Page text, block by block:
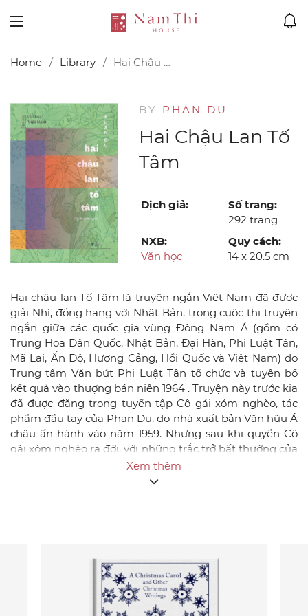
Home Library Hai Chậu Lan Tố Tâm
BY PHAN DU
Hai Chậu Lan Tố
Tâm
Dịch giả:
Số trang:
292 trang
NXB:
Văn học
Quy cách:
14 x 20.5 cm
Hai chậu lan Tố Tâm là truyện ngắn Việt Nam đã được
giải Nhì, đồng hạng với Nhật Bản, trong cuộc thi truyện
ngắn giữa các quốc gia vùng Đông Nam Á (gồm có
Trung Hoa Dân Quốc, Nhật Bản, Đại Hàn, Phi Luật Tân,
Mã Lai, Ấn Độ, Hương Cảng, Hồi Quốc và Việt Nam) do
Trung tâm Văn bút Phi Luật Tân tổ chức và tuyên bố
kết quả vào thượng bán niên 1964 . Truyện này trước kia
đã được đăng trong tuyển tập Cô gái xóm nghèo, tác
phẩm đầu tay của Phan Du, do nhà xuất bản Văn hữu Á
châu ấn hành vào năm 1959. Nhưng sau khi quyển Cô
gái xóm nghèo ra đời, với những trắc trở bất thường của
nó, với sự góp ý của các bạn văn, tác giả Phan Du mới có
ý định kiểm điểm lại những truyện ngắn của mình trên
26 (đầu năm 1965) nhưng sau khi việc sắp chữ hoàn
thành, truyện này đã bị kiểm duyệt bỏ hết. Là một ngòi
bút vững vàng từ thời tiền chiến và đến bây giờ vẫn còn
Xem thêm